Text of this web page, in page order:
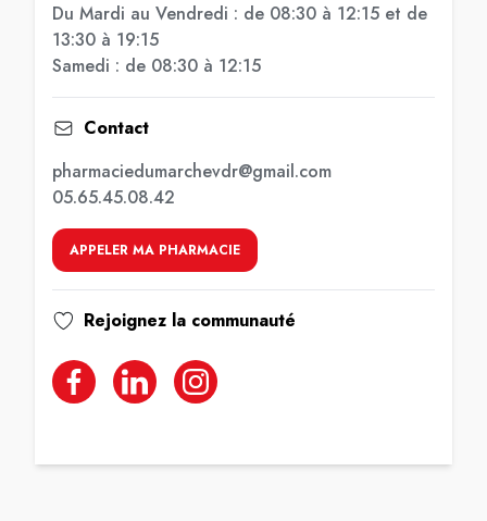
Du Mardi au Vendredi : de 08:30 à 12:15 et de
13:30 à 19:15
Samedi : de 08:30 à 12:15
Contact
pharmaciedumarchevdr@gmail.com
05.65.45.08.42
APPELER MA PHARMACIE
Rejoignez la communauté